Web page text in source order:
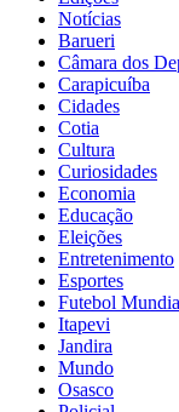
Notícias
Barueri
Câmara dos
Carapicuíba
Cidades
Cotia
Cultura
Curiosidades
Economia
Educação
Eleições
Entretenimento
Esportes
Futebol
Itapevi
Jandira
Mundo
Osasco